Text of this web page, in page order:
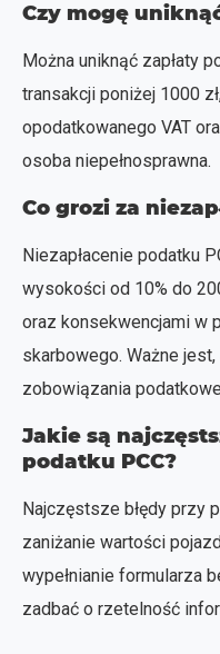
Czy mogę
Można uniknąć zapłaty
transakcji poniżej 1000
opodatkowanego VAT
osoba niepełnosprawna.
Co grozi za
Niezapłacenie podatku
wysokości od 10% do
oraz konsekwencjami w
skarbowego. Ważne
zobowiązania
Jakie są
podatku PCC?
Najczęstsze błędy przy
zaniżanie wartości
wypełnianie formularza
zadbać o rzetelność